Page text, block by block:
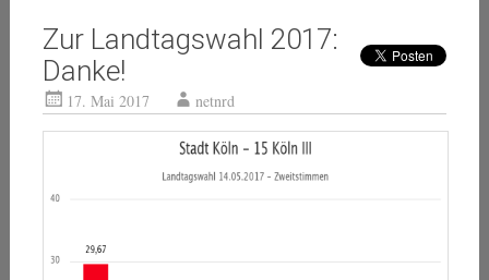
Zur Landtagswahl 2017:
Danke!
17. Mai 2017 netnrd